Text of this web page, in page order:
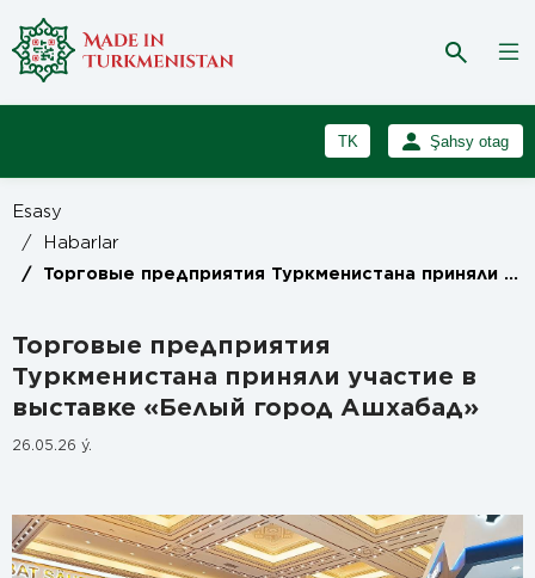
TK
RU
Şahsy otag
Esasy
/
Habarlar
/ Торговые предприятия Туркменистана приняли участие в выставке «Белый город Ашхабад»
Торговые предприятия
Туркменистана приняли участие в
выставке «Белый город Ашхабад»
26.05.26 ý.